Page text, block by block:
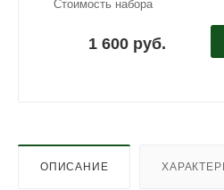
Стоимость набора
1 600 руб.
ОПИСАНИЕ